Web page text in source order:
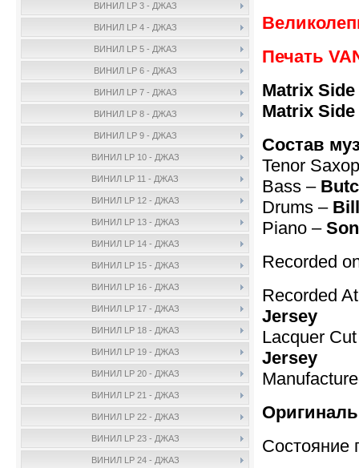
ВИНИЛ LP 3 - ДЖАЗ
ВИНИЛ LP 4 - ДЖАЗ
ВИНИЛ LP 5 - ДЖАЗ
ВИНИЛ LP 6 - ДЖАЗ
ВИНИЛ LP 7 - ДЖАЗ
ВИНИЛ LP 8 - ДЖАЗ
ВИНИЛ LP 9 - ДЖАЗ
ВИНИЛ LP 10 - ДЖАЗ
ВИНИЛ LP 11 - ДЖАЗ
ВИНИЛ LP 12 - ДЖАЗ
ВИНИЛ LP 13 - ДЖАЗ
ВИНИЛ LP 14 - ДЖАЗ
ВИНИЛ LP 15 - ДЖАЗ
ВИНИЛ LP 16 - ДЖАЗ
ВИНИЛ LP 17 - ДЖАЗ
ВИНИЛ LP 18 - ДЖАЗ
ВИНИЛ LP 19 - ДЖАЗ
ВИНИЛ LP 20 - ДЖАЗ
ВИНИЛ LP 21 - ДЖАЗ
ВИНИЛ LP 22 - ДЖАЗ
ВИНИЛ LP 23 - ДЖАЗ
ВИНИЛ LP 24 - ДЖАЗ
Печать
Matrix
Matrix
Состав
Tenor
Bass –
Drums –
Piano –
Recorded
Recorded
Jersey
Lacquer
Jersey
Состояние